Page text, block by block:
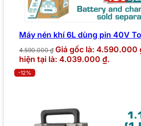
Máy nén khí 6L dùng pin 40V
4.590.000₫ Giá gốc là: 4.590.000
hiện tại là: 4.039.000 ₫.
-12%